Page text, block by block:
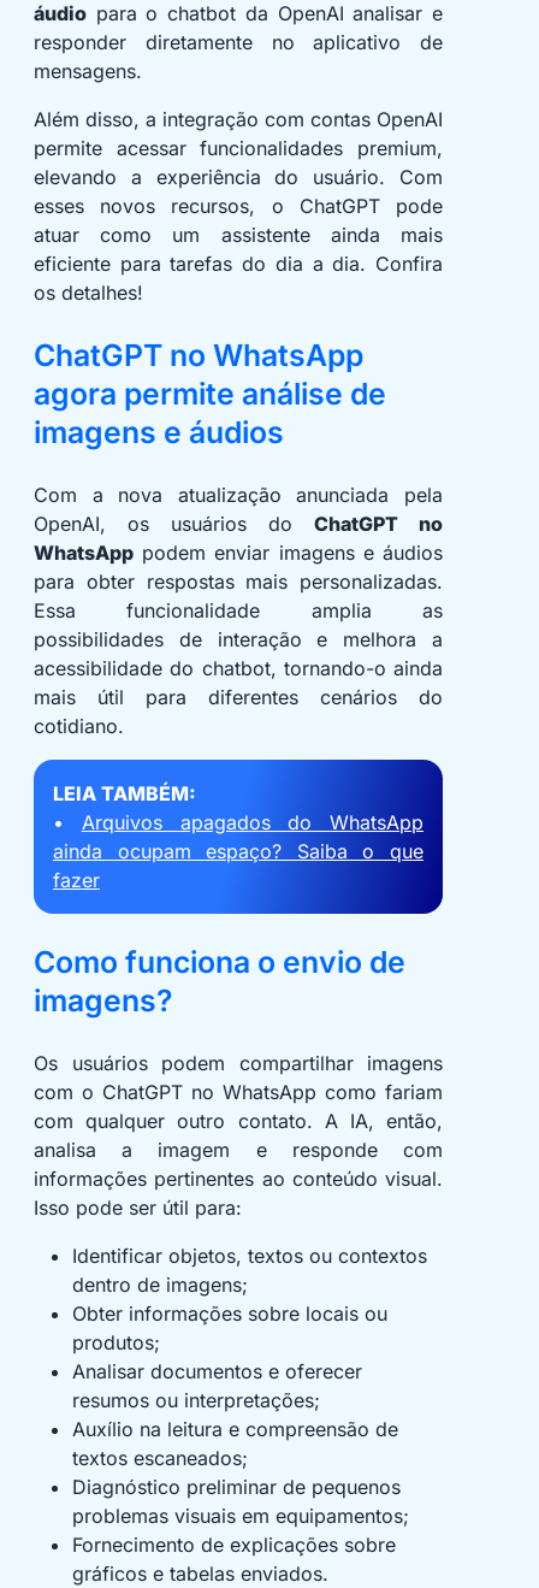
áudio para o chatbot da OpenAI analisar e
responder diretamente no aplicativo de
mensagens.
Além disso, a integração com contas OpenAI
permite acessar funcionalidades premium,
elevando a experiência do usuário. Com
esses novos recursos, o ChatGPT pode
atuar como um assistente ainda mais
eficiente para tarefas do dia a dia. Confira
os detalhes!
ChatGPT no WhatsApp
agora permite análise de
imagens e áudios
Com a nova atualização anunciada pela
OpenAI, os usuários do ChatGPT no
WhatsApp podem enviar imagens e áudios
para obter respostas mais personalizadas.
Essa funcionalidade amplia as
possibilidades de interação e melhora a
acessibilidade do chatbot, tornando-o ainda
mais útil para diferentes cenários do
cotidiano.
LEIA TAMBÉM:
• Arquivos apagados do WhatsApp
ainda ocupam espaço? Saiba o que
fazer
Como funciona o envio de
imagens?
Os usuários podem compartilhar imagens
com o ChatGPT no WhatsApp como fariam
com qualquer outro contato. A IA, então,
analisa a imagem e responde com
informações pertinentes ao conteúdo visual.
Isso pode ser útil para:
Identificar objetos, textos ou contextos
dentro de imagens;
Obter informações sobre locais ou
produtos;
Analisar documentos e oferecer
resumos ou interpretações;
Auxílio na leitura e compreensão de
textos escaneados;
Diagnóstico preliminar de pequenos
problemas visuais em equipamentos;
Fornecimento de explicações sobre
gráficos e tabelas enviados.